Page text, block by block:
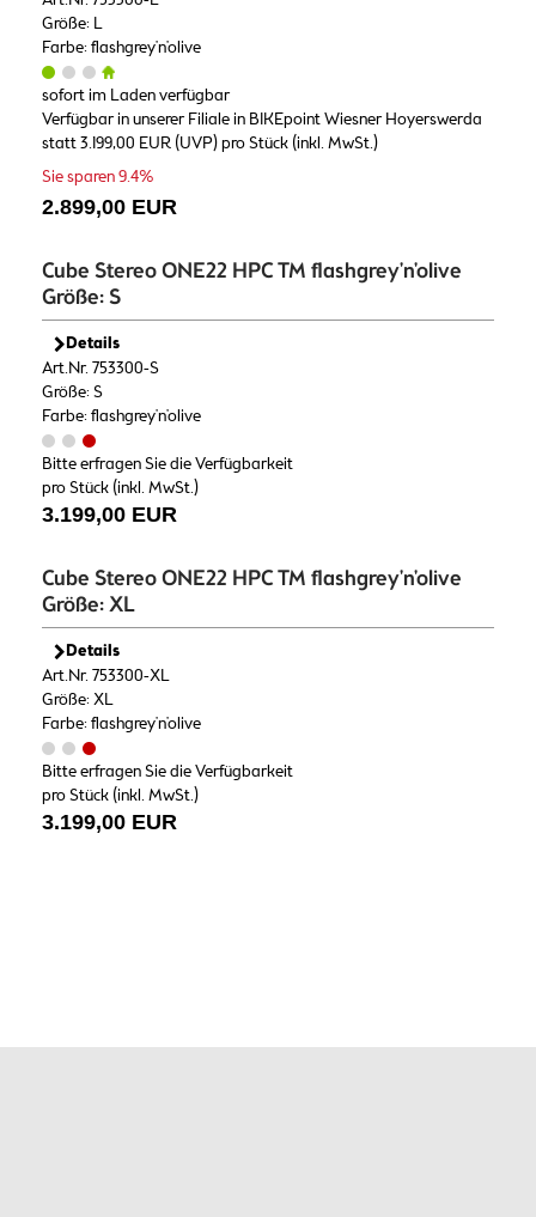
Größe: L
Farbe: flashgrey'n'olive
sofort im Laden verfügbar
Verfügbar in unserer Filiale in BIKEpoint Wiesner Hoyerswerda
statt3.199,00 EUR (UVP) pro Stück (inkl. MwSt.)
Sie sparen 9.4%
2.899,00 EUR
Cube Stereo ONE22 HPC TM flashgrey'n'olive
Größe: S
Details
Art.Nr. 753300-S
Größe: S
Farbe: flashgrey'n'olive
Bitte erfragen Sie die Verfügbarkeit
pro Stück (inkl. MwSt.)
3.199,00 EUR
Cube Stereo ONE22 HPC TM flashgrey'n'olive
Größe: XL
Details
Art.Nr. 753300-XL
Größe: XL
Farbe: flashgrey'n'olive
Bitte erfragen Sie die Verfügbarkeit
pro Stück (inkl. MwSt.)
3.199,00 EUR